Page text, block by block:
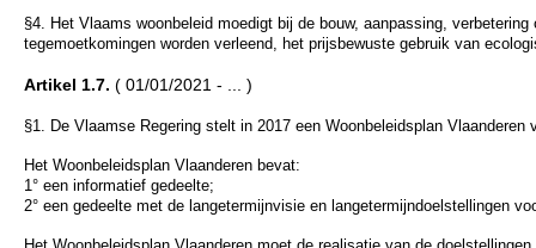
§4. Het Vlaams woonbeleid moedigt bij de bouw, aanpassing,
tegemoetkomingen worden verleend, het prijsbewuste gebruik van
Artikel 1.7. ( 01/01/2021 - ... )
§1. De Vlaamse Regering stelt in 2017 een Woonbeleidsplan Vlaanderen
Het Woonbeleidsplan Vlaanderen bevat:
1° een informatief gedeelte;
2° een gedeelte met de langetermijnvisie en langetermijndoelstellingen